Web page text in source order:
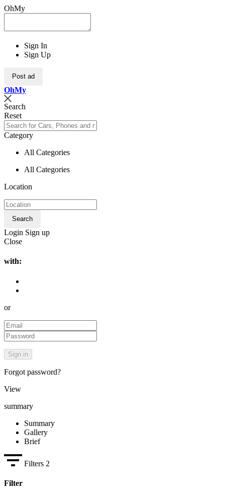
OhMy
Sign In
Sign Up
Post ad
OhMy
Search
Reset
Category
All Categories
All Categories
Location
Search
Login Sign up
Close
with:
or
Forgot password?
View
summary
Summary
Gallery
Brief
Filters 2
Filter